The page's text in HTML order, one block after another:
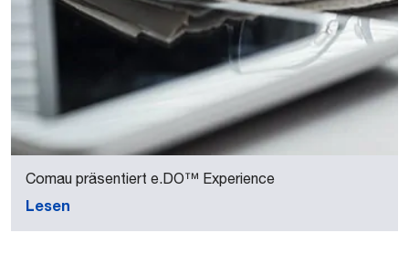
Comau präsentiert e.DO™ Experience
Lesen